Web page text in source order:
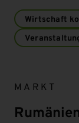
Wirtschaft
MARKT
Rumänien